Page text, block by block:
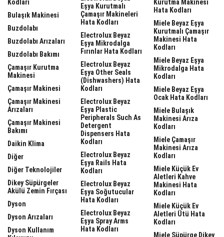
Kodları
Bulaşık Makinesi
Buzdolabı
Buzdolabı Arızaları
Buzdolabı Bakımı
Çamaşır Kurutma
Makinesi
Çamaşır Makinesi
Çamaşır Makinesi
Arızaları
Çamaşır Makinesi
Bakımı
Daikin Klima
Diğer
Diğer Teknolojiler
Dikey Süpürgeler
Akülü Zemin Fırçası
Dyson
Dyson Arızaları
Dyson Kullanım
Eşya Kurutmalı
Çamaşır Makineleri
Hata Kodları
Electrolux Beyaz
Eşya Mikrodalga
Fırınlar Hata Kodları
Electrolux Beyaz
Eşya Other Seals
(dishwashers) Hata
Kodları
Electrolux Beyaz
Eşya Plastic
Peripherals Such As
Detergent
Dispensers Hata
Kodları
Electrolux Beyaz
Eşya Rails Hata
Kodları
Electrolux Beyaz
Eşya Soğutucular
Hata Kodları
Electrolux Beyaz
Eşya Spray Arms
Hata Kodları
Kurutma Makinesi
Hata Kodları
Miele Beyaz Eşya
Kurutmalı Çamaşır
Makinesi Hata
Kodları
Miele Beyaz Eşya
Mikrodalga Hata
Kodları
Miele Beyaz Eşya
Ocak Hata Kodları
Miele Bulaşık
Makinesi Arıza
Kodları
Miele Çamaşır
Makinesi Arıza
Kodları
Miele Küçük Ev
Aletleri Kahve
Makinesi Hata
Kodları
Miele Küçük Ev
Aletleri Ütü Hata
Kodları
Miele Süpürge Dikey